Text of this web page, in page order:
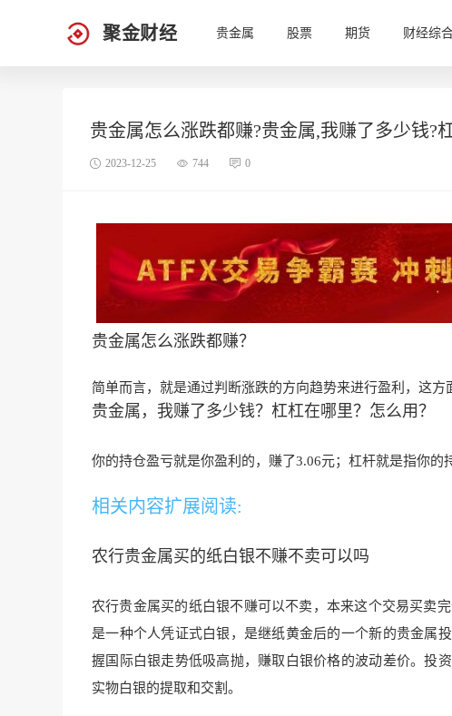
聚金财经 贵金属 股票 期货 财经综
贵金属怎么涨跌都赚?贵金属,我赚了多少钱?
2023-12-25 744 0
贵金属怎么涨跌都赚？
简单而言，就是通过判断涨跌的方向趋势来进行盈利，这方
贵金属，我赚了多少钱？杠杠在哪里？怎么用？
你的持仓盈亏就是你盈利的，赚了3.06元；杠杆就是指你的
相关内容扩展阅读:
农行贵金属买的纸白银不赚不卖可以吗
农行贵金属买的纸白银不赚可以不卖，本来这个交易买卖
是一种个人凭证式白银，是继纸黄金后的一个新的贵金属
握国际白银走势低吸高抛，赚取白银价格的波动差价。投
实物白银的提取和交割。